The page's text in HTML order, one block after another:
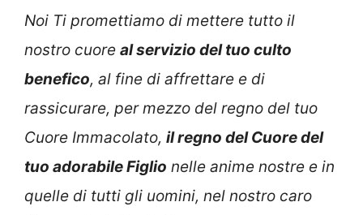
Noi Ti promettiamo di mettere tutto il
nostro cuore al servizio del tuo culto
benefico, al fine di affrettare e di
rassicurare, per mezzo del regno del tuo
Cuore Immacolato, il regno del Cuore del
tuo adorabile Figlio nelle anime nostre e in
quelle di tutti gli uomini, nel nostro caro